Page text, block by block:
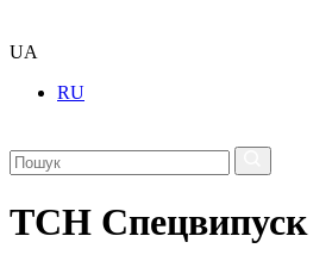
UA
RU
ТСН Спецвипуск